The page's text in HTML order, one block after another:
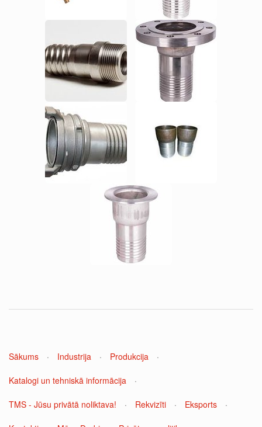
Sākums · Industrija · Produkcija ·
Katalogi un tehniskā informācija ·
TMS - Jūsu privātā noliktava! · Rekvizīti · Eksports ·